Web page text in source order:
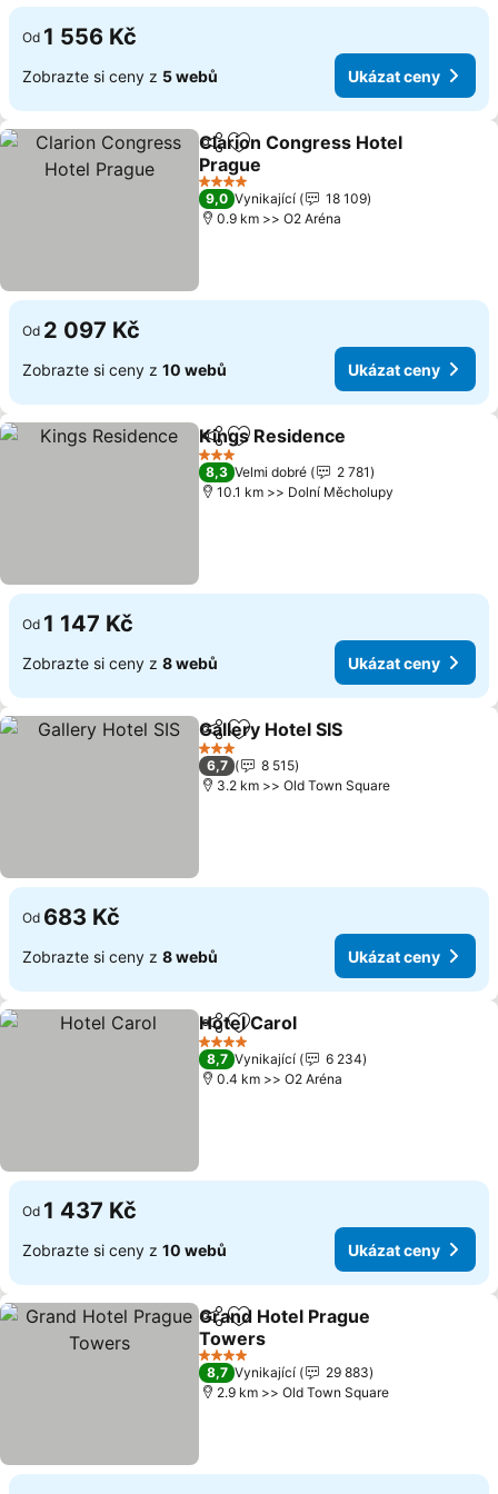
Od 1 556 Kč
Zobrazte si ceny z 5 webů Ukázat ceny
SdíletPřidat na seznam oblíbených
Clarion Congress Hotel
Prague
Ukázat ceny
4 Počet hvězdiček
9,0 Vynikající
18 109
0.9 km >> O2 Aréna
Od 2 097 Kč
Zobrazte si ceny z 10 webů Ukázat ceny
SdíletPřidat na seznam oblíbených
Kings Residence
3 Počet hvězdiček
8,3 Velmi dobré
2 781
10.1 km >> Dolní Měcholupy
Od 1 147 Kč
Zobrazte si ceny z 8 webů Ukázat ceny
SdíletPřidat na seznam oblíbených
Gallery Hotel SIS
3 Počet hvězdiček
6,7
8 515
3.2 km >> Old Town Square
Od 683 Kč
Zobrazte si ceny z 8 webů Ukázat ceny
SdíletPřidat na seznam oblíbených
Hotel Carol
4 Počet hvězdiček
8,7 Vynikající
6 234
0.4 km >> O2 Aréna
Od 1 437 Kč
Zobrazte si ceny z 10 webů Ukázat ceny
SdíletPřidat na seznam oblíbených
Grand Hotel Prague
Towers
Ukázat ceny
4 Počet hvězdiček
8,7 Vynikající
29 883
2.9 km >> Old Town Square